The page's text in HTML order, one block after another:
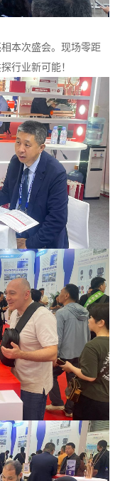
本次盛会。现场零距
行业新可能！